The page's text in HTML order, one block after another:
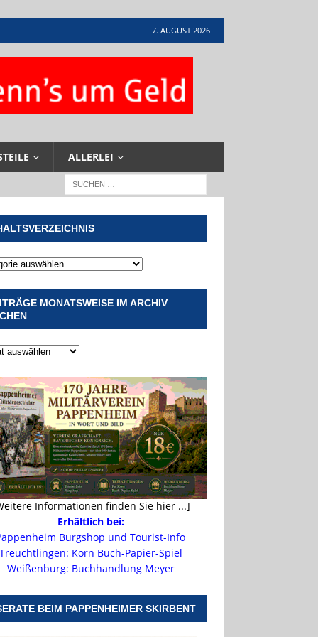
7. AUGUST 2026
ALLERLEI
MONATSWEISE IM ARCHIV
Informationen finden Sie hier ...]
Erhältlich bei:
Burgshop und Tourist-Info
Treuchtlingen: Korn Buch-Papier-Spiel
Weißenburg: Buchhandlung Meyer
BEIM PAPPENHEIMER SKIRBENT